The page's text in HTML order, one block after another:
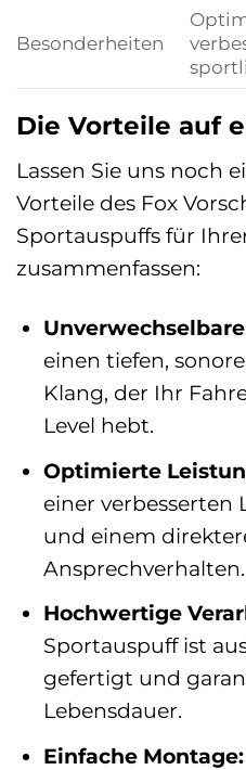
Besonderheiten
Die Vorteile auf
Lassen Sie uns noch
Vorteile des Fox
Sportauspuffs für
zusammenfassen:
einen tiefen,
Klang, der Ihr
Level hebt.
Optimierte
einer
und einem
Ansprechverhalten.
Hochwertige
Sportauspuff ist
gefertigt und
Lebensdauer.
Einfache Montage: